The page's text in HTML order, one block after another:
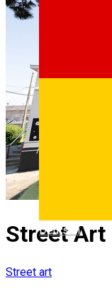
Deutsch
Street Art
Street art